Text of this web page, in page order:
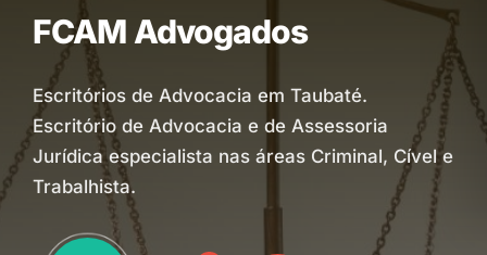
FCAM Advogados
Escritórios de Advocacia em Taubaté.
Escritório de Advocacia e de Assessoria
Jurídica especialista nas áreas Criminal, Cível e
Trabalhista.